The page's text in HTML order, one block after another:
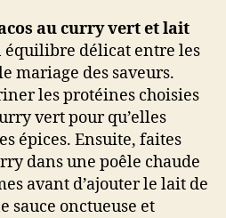
au curry vert et lait
équilibre délicat entre les
mariage des saveurs.
les protéines choisies
vert pour qu’elles
épices. Ensuite, faites
dans une poêle chaude
avant d’ajouter le lait de
sauce onctueuse et